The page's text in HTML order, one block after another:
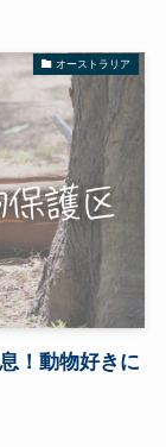
オーストラリア
！動物好きに